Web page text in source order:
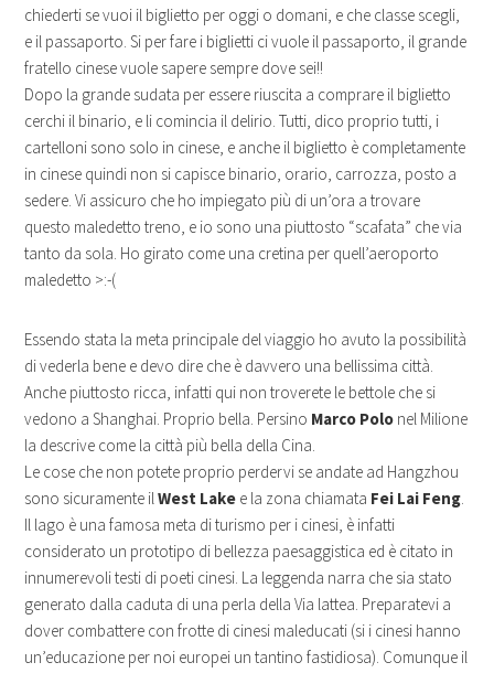
chiederti se vuoi il biglietto per oggi o domani, e che classe scegli,
e il passaporto. Si per fare i biglietti ci vuole il passaporto, il grande
fratello cinese vuole sapere sempre dove sei!!
Dopo la grande sudata per essere riuscita a comprare il biglietto
cerchi il binario, e li comincia il delirio. Tutti, dico proprio tutti, i
cartelloni sono solo in cinese, e anche il biglietto è completamente
in cinese quindi non si capisce binario, orario, carrozza, posto a
sedere. Vi assicuro che ho impiegato più di un’ora a trovare
questo maledetto treno, e io sono una piuttosto “scafata” che via
tanto da sola. Ho girato come una cretina per quell’aeroporto
maledetto >:-(
Essendo stata la meta principale del viaggio ho avuto la possibilità
di vederla bene e devo dire che è davvero una bellissima città.
Anche piuttosto ricca, infatti qui non troverete le bettole che si
vedono a Shanghai. Proprio bella. Persino Marco Polo nel Milione
la descrive come la città più bella della Cina.
Le cose che non potete proprio perdervi se andate ad Hangzhou
sono sicuramente ilWest Lake e la zona chiamata Fei Lai Feng.
Il lago è una famosa meta di turismo per i cinesi, è infatti
considerato un prototipo di bellezza paesaggistica ed è citato in
innumerevoli testi di poeti cinesi. La leggenda narra che sia stato
generato dalla caduta di una perla della Via lattea. Preparatevi a
dover combattere con frotte di cinesi maleducati (si i cinesi hanno
un’educazione per noi europei un tantino fastidiosa). Comunque il